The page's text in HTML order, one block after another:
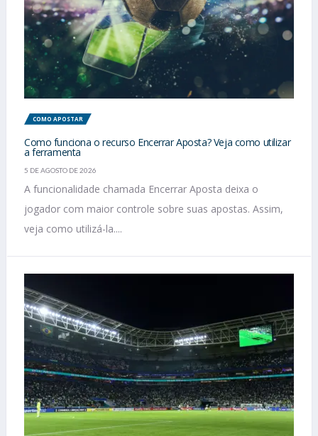
COMO APOSTAR
Como funciona o recurso Encerrar Aposta? Veja como utilizar
a ferramenta
5 DE AGOSTO DE 2026
A funcionalidade chamada Encerrar Aposta deixa o
jogador com maior controle sobre suas apostas. Assim,
veja como utilizá-la....